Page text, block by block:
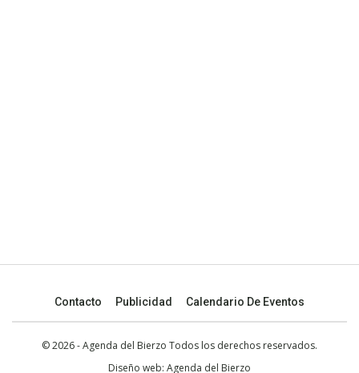
Contacto Publicidad Calendario De Eventos
© 2026 - Agenda del Bierzo Todos los derechos reservados.
Diseño web: Agenda del Bierzo